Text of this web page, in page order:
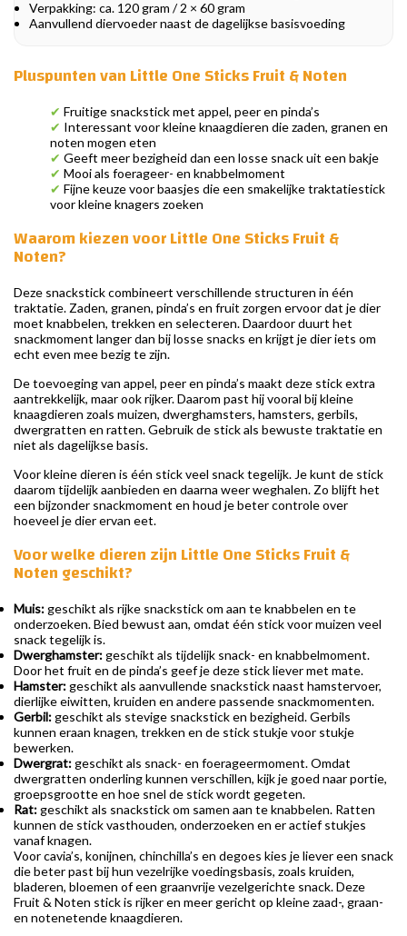
Verpakking: ca. 120 gram / 2 × 60 gram
Aanvullend diervoeder naast de dagelijkse basisvoeding
Pluspunten van Little One Sticks Fruit & Noten
✔ Fruitige snackstick met appel, peer en pinda’s
✔ Interessant voor kleine knaagdieren die zaden, granen en
noten mogen eten
✔ Geeft meer bezigheid dan een losse snack uit een bakje
✔ Mooi als foerageer- en knabbelmoment
✔ Fijne keuze voor baasjes die een smakelijke traktatiestick
voor kleine knagers zoeken
Waarom kiezen voor Little One Sticks Fruit &
Noten?
Deze snackstick combineert verschillende structuren in één
traktatie. Zaden, granen, pinda’s en fruit zorgen ervoor dat je dier
moet knabbelen, trekken en selecteren. Daardoor duurt het
snackmoment langer dan bij losse snacks en krijgt je dier iets om
echt even mee bezig te zijn.
De toevoeging van appel, peer en pinda’s maakt deze stick extra
aantrekkelijk, maar ook rijker. Daarom past hij vooral bij kleine
knaagdieren zoals muizen, dwerghamsters, hamsters, gerbils,
dwergratten en ratten. Gebruik de stick als bewuste traktatie en
niet als dagelijkse basis.
Voor kleine dieren is één stick veel snack tegelijk. Je kunt de stick
daarom tijdelijk aanbieden en daarna weer weghalen. Zo blijft het
een bijzonder snackmoment en houd je beter controle over
hoeveel je dier ervan eet.
Voor welke dieren zijn Little One Sticks Fruit &
Noten geschikt?
Muis:geschikt als rijke snackstick om aan te knabbelen en te
onderzoeken. Bied bewust aan, omdat één stick voor muizen veel
snack tegelijk is.
Dwerghamster:geschikt als tijdelijk snack- en knabbelmoment.
Door het fruit en de pinda’s geef je deze stick liever met mate.
Hamster:geschikt als aanvullende snackstick naast hamstervoer,
dierlijke eiwitten, kruiden en andere passende snackmomenten.
Gerbil:geschikt als stevige snackstick en bezigheid. Gerbils
kunnen eraan knagen, trekken en de stick stukje voor stukje
bewerken.
Dwergrat:geschikt als snack- en foerageermoment. Omdat
dwergratten onderling kunnen verschillen, kijk je goed naar portie,
groepsgrootte en hoe snel de stick wordt gegeten.
Rat:geschikt als snackstick om samen aan te knabbelen. Ratten
kunnen de stick vasthouden, onderzoeken en er actief stukjes
vanaf knagen.
Voor cavia’s, konijnen, chinchilla’s en degoes kies je liever een snack
die beter past bij hun vezelrijke voedingsbasis, zoals kruiden,
bladeren, bloemen of een graanvrije vezelgerichte snack. Deze
Fruit & Noten stick is rijker en meer gericht op kleine zaad-, graan-
en notenetende knaagdieren.